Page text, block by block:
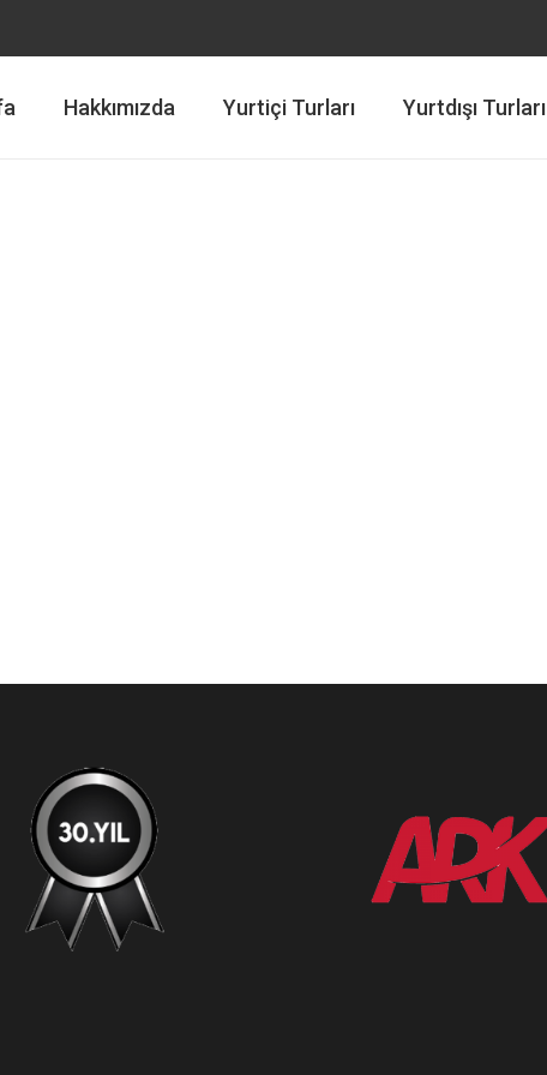
Hakkımızda Yurtiçi Turları Yurtdışı Turları